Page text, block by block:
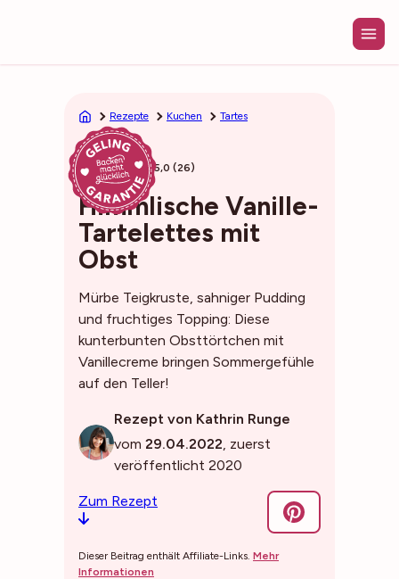
Rezepte Kuchen Tartes
30min 5,0 (26)
Himmlische Vanille-
Tartelettes mit
Obst
Mürbe Teigkruste, sahniger Pudding
und fruchtiges Topping: Diese
kunterbunten Obsttörtchen mit
Vanillecreme bringen Sommergefühle
auf den Teller!
Rezept von Kathrin Runge
vom 29.04.2022, zuerst
veröffentlicht 2020
Zum Rezept
Dieser Beitrag enthält Affiliate-Links. Mehr
Informationen